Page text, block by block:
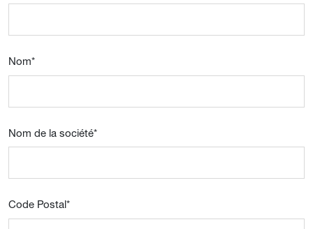
Nom*
Nom de la société*
Code Postal*